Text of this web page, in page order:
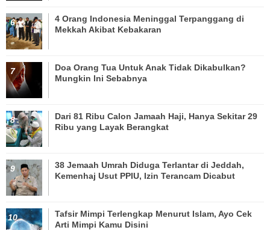
4 Orang Indonesia Meninggal Terpanggang di
Mekkah Akibat Kebakaran
Doa Orang Tua Untuk Anak Tidak Dikabulkan?
Mungkin Ini Sebabnya
Dari 81 Ribu Calon Jamaah Haji, Hanya Sekitar 29
Ribu yang Layak Berangkat
38 Jemaah Umrah Diduga Terlantar di Jeddah,
Kemenhaj Usut PPIU, Izin Terancam Dicabut
Tafsir Mimpi Terlengkap Menurut Islam, Ayo Cek
Arti Mimpi Kamu Disini